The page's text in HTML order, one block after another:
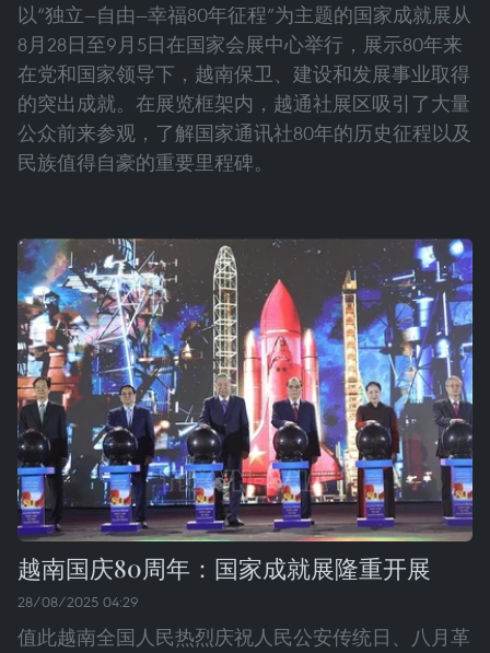
以“独立—自由—幸福80年征程”为主题的国家成就展从
8月28日至9月5日在国家会展中心举行，展示80年来
在党和国家领导下，越南保卫、建设和发展事业取得
的突出成就。在展览框架内，越通社展区吸引了大量
公众前来参观，了解国家通讯社80年的历史征程以及
民族值得自豪的重要里程碑。
越南国庆80周年：国家成就展隆重开展
28/08/2025 04:29
值此越南全国人民热烈庆祝人民公安传统日、八月革